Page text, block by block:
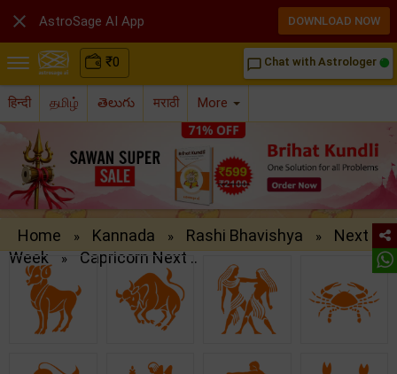
₹0 chat_bubble_outline Chat with Astrologer
हिन्दी தமிழ் తెలుగు मराठी More
Home » Kannada » Rashi Bhavishya »
Next
Week
» Capricorn Next ..
 AstroSage AI App DOWNLOAD NOW